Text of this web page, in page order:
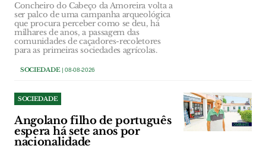
Concheiro do Cabeço da Amoreira volta a
ser palco de uma campanha arqueológica
que procura perceber como se deu, há
milhares de anos, a passagem das
comunidades de caçadores-recoletores
para as primeiras sociedades agrícolas.
SOCIEDADE| 08-08-2026
SOCIEDADE
Angolano filho de português
espera há sete anos por
nacionalidade